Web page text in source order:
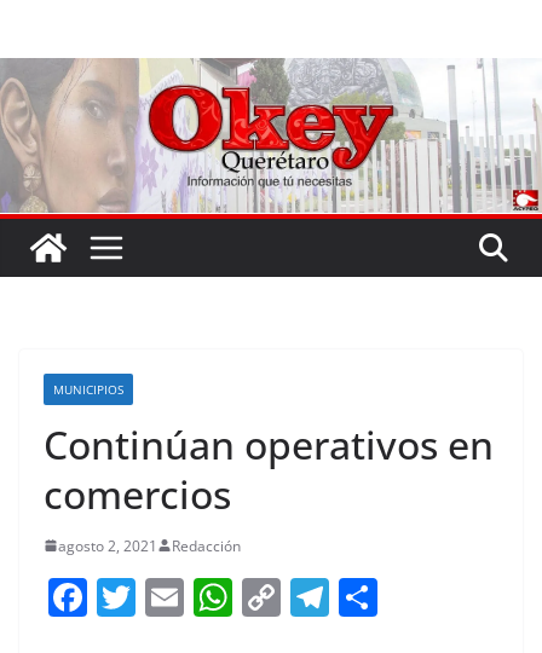
contenido
MUNICIPIOS
Continúan operativos en
comercios
agosto 2, 2021 Redacción
F T E W C T